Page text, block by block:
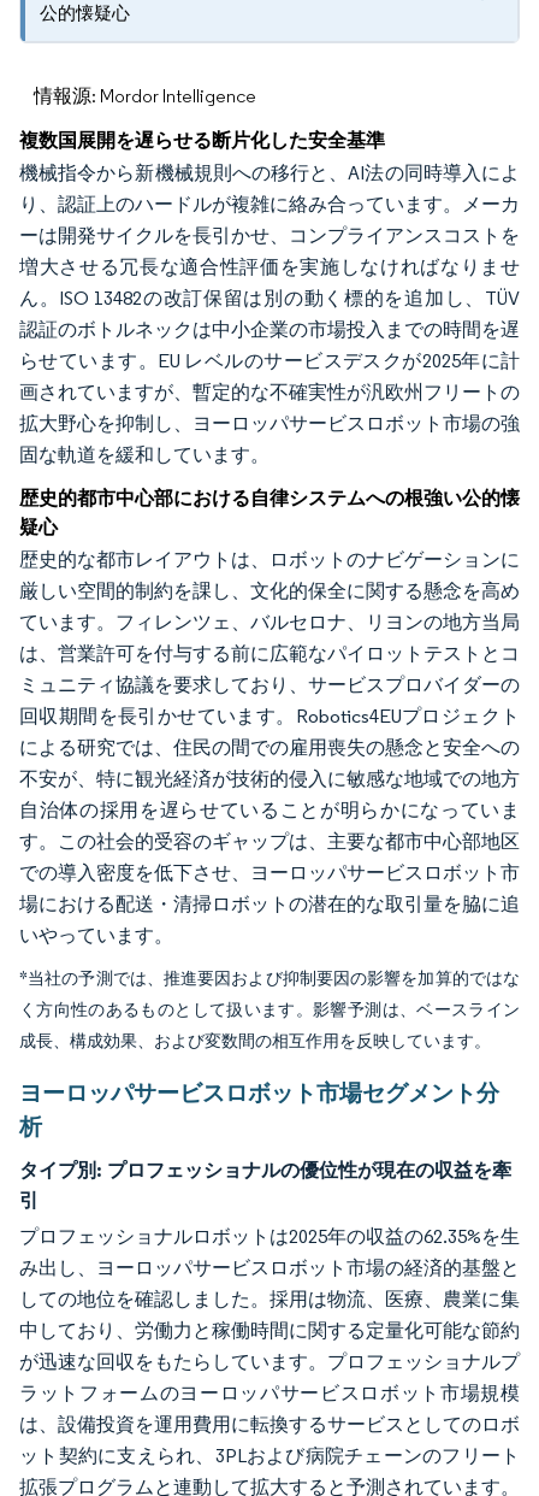
公的懐疑心
情報源: Mordor Intelligence
複数国展開を遅らせる断片化した安全基準
機械指令から新機械規則への移行と、AI法の同時導入によ
り、認証上のハードルが複雑に絡み合っています。メーカ
ーは開発サイクルを長引かせ、コンプライアンスコストを
増大させる冗長な適合性評価を実施しなければなりませ
ん。ISO 13482の改訂保留は別の動く標的を追加し、TÜV
認証のボトルネックは中小企業の市場投入までの時間を遅
らせています。EU レベルのサービスデスクが2025年に計
画されていますが、暫定的な不確実性が汎欧州フリートの
拡大野心を抑制し、ヨーロッパサービスロボット市場の強
固な軌道を緩和しています。
歴史的都市中心部における自律システムへの根強い公的懐
疑心
歴史的な都市レイアウトは、ロボットのナビゲーションに
厳しい空間的制約を課し、文化的保全に関する懸念を高め
ています。フィレンツェ、バルセロナ、リヨンの地方当局
は、営業許可を付与する前に広範なパイロットテストとコ
ミュニティ協議を要求しており、サービスプロバイダーの
回収期間を長引かせています。Robotics4EUプロジェクト
による研究では、住民の間での雇用喪失の懸念と安全への
不安が、特に観光経済が技術的侵入に敏感な地域での地方
自治体の採用を遅らせていることが明らかになっていま
す。この社会的受容のギャップは、主要な都市中心部地区
での導入密度を低下させ、ヨーロッパサービスロボット市
場における配送・清掃ロボットの潜在的な取引量を脇に追
いやっています。
*当社の予測では、推進要因および抑制要因の影響を加算的ではな
く方向性のあるものとして扱います。影響予測は、ベースライン
成長、構成効果、および変数間の相互作用を反映しています。
ヨーロッパサービスロボット市場セグメント分
析
タイプ別: プロフェッショナルの優位性が現在の収益を牽
引
プロフェッショナルロボットは2025年の収益の62.35%を生
み出し、ヨーロッパサービスロボット市場の経済的基盤と
しての地位を確認しました。採用は物流、医療、農業に集
中しており、労働力と稼働時間に関する定量化可能な節約
が迅速な回収をもたらしています。プロフェッショナルプ
ラットフォームのヨーロッパサービスロボット市場規模
は、設備投資を運用費用に転換するサービスとしてのロボ
ット契約に支えられ、3PLおよび病院チェーンのフリート
拡張プログラムと連動して拡大すると予測されています。